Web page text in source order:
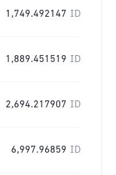
1,749.492147 ID
1,889.451519 ID
2,694.217907 ID
6,997.96859 ID